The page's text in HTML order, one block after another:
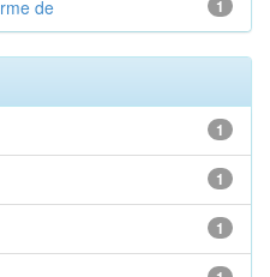
1
de
1
1
1